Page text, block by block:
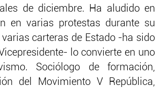
de diciembre. Ha aludido en
en varias protestas durante su
carteras de Estado -ha sido
lo convierte en uno
Sociólogo de formación,
del Movimiento V República,